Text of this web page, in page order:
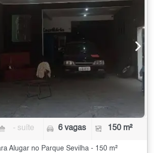
- suíte 6 vagas 150 m²
Alugar no Parque Sevilha - 150 m²